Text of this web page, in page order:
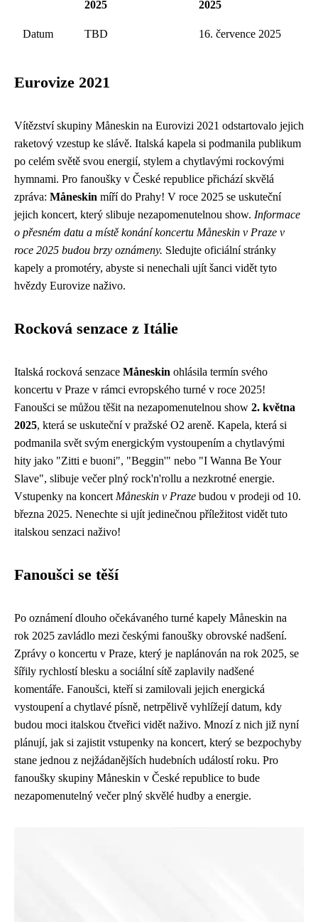
2025
2025
Datum TBD 16. července 2025
Eurovize 2021
Vítězství skupiny Måneskin na Eurovizi 2021 odstartovalo jejich
raketový vzestup ke slávě. Italská kapela si podmanila publikum
po celém světě svou energií, stylem a chytlavými rockovými
hymnami. Pro fanoušky v České republice přichází skvělá
zpráva: Måneskin míří do Prahy! V roce 2025 se uskuteční
jejich koncert, který slibuje nezapomenutelnou show. Informace
o přesném datu a místě konání koncertu Måneskin v Praze v
roce 2025 budou brzy oznámeny. Sledujte oficiální stránky
kapely a promotéry, abyste si nenechali ujít šanci vidět tyto
hvězdy Eurovize naživo.
Rocková senzace z Itálie
Italská rocková senzace Måneskin ohlásila termín svého
koncertu v Praze v rámci evropského turné v roce 2025!
Fanoušci se můžou těšit na nezapomenutelnou show 2. května
2025, která se uskuteční v pražské O2 areně. Kapela, která si
podmanila svět svým energickým vystoupením a chytlavými
hity jako "Zitti e buoni", "Beggin'" nebo "I Wanna Be Your
Slave", slibuje večer plný rock'n'rollu a nezkrotné energie.
Vstupenky na koncertMåneskin v Praze budou v prodeji od 10.
března 2025. Nenechte si ujít jedinečnou příležitost vidět tuto
italskou senzaci naživo!
Fanoušci se těší
Po oznámení dlouho očekávaného turné kapely Måneskin na
rok 2025 zavládlo mezi českými fanoušky obrovské nadšení.
Zprávy o koncertu v Praze, který je naplánován na rok 2025, se
šířily rychlostí blesku a sociální sítě zaplavily nadšené
komentáře. Fanoušci, kteří si zamilovali jejich energická
vystoupení a chytlavé písně, netrpělivě vyhlížejí datum, kdy
budou moci italskou čtveřici vidět naživo. Mnozí z nich již nyní
plánují, jak si zajistit vstupenky na koncert, který se bezpochyby
stane jednou z nejžádanějších hudebních událostí roku. Pro
fanoušky skupiny Måneskin v České republice to bude
nezapomenutelný večer plný skvělé hudby a energie.